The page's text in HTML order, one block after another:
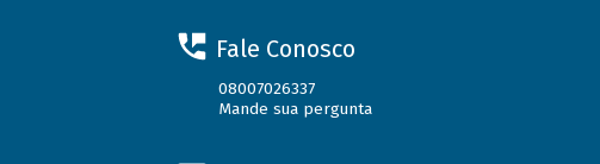
Fale Conosco
08007026337
Mande sua pergunta